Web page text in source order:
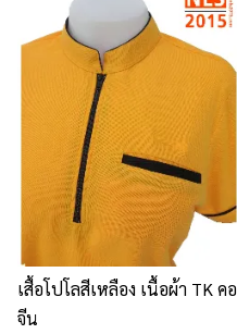
เสื้อโปโลสีเหลือง เนื้อผ้า TK คอ
จีน